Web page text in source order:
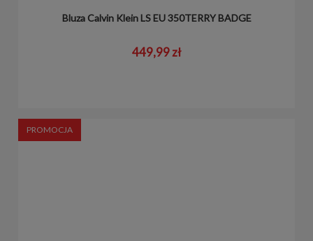
Bluza Calvin Klein LS EU 350TERRY BADGE
449,99 zł
PROMOCJA